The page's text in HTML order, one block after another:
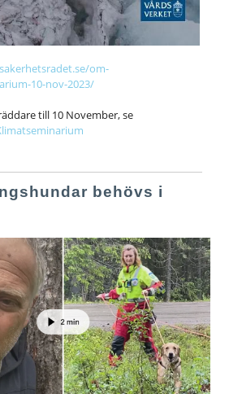
om-
10-nov-2023/
till 10 November, se
behövs i